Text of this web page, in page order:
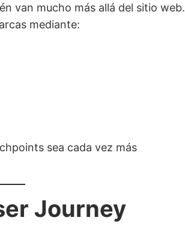
van mucho más allá del sitio web.
mediante:
sea cada vez más
Journey